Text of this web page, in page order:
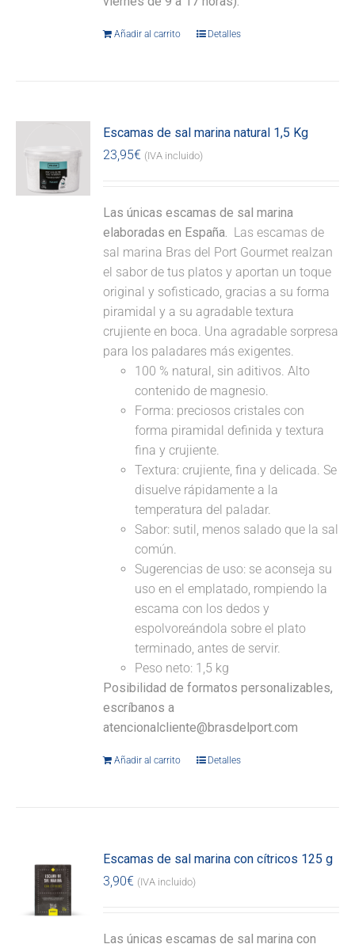
Añadir al carrito Detalles
Escamas de sal marina natural 1,5 Kg
23,95€ (IVA incluido)
Las únicas escamas de sal marina
elaboradas en España. Las escamas de
sal marina Bras del Port Gourmet realzan
el sabor de tus platos y aportan un toque
original y sofisticado, gracias a su forma
piramidal y a su agradable textura
crujiente en boca. Una agradable sorpresa
para los paladares más exigentes.
100 % natural, sin aditivos. Alto
contenido de magnesio.
Forma: preciosos cristales con
forma piramidal definida y textura
fina y crujiente.
Textura: crujiente, fina y delicada. Se
disuelve rápidamente a la
temperatura del paladar.
Sabor: sutil, menos salado que la sal
común.
Sugerencias de uso: se aconseja su
uso en el emplatado, rompiendo la
escama con los dedos y
espolvoreándola sobre el plato
terminado, antes de servir.
Peso neto: 1,5 kg
Posibilidad de formatos personalizables,
escríbanos a
atencionalcliente@brasdelport.com
Añadir al carrito Detalles
Escamas de sal marina con cítricos 125 g
3,90€ (IVA incluido)
Las únicas escamas de sal marina con